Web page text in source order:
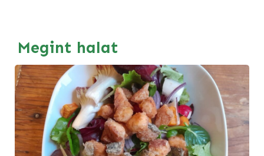
Megint halat